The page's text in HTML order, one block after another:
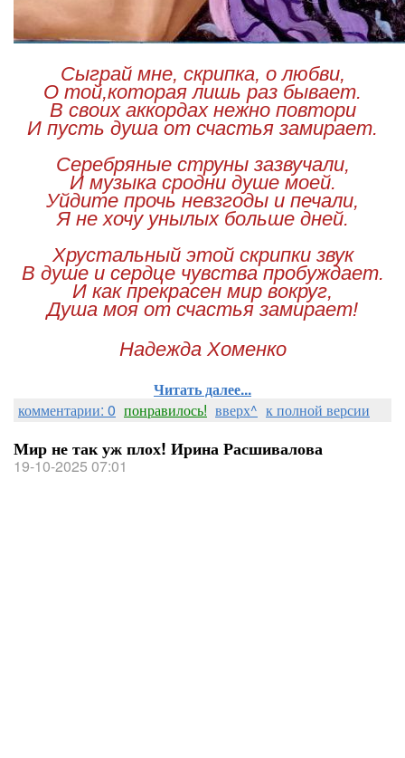
Сыграй мне, скрипка, о любви,
О той,которая лишь раз бывает.
В своих аккордах нежно повтори
И пусть душа от счастья замирает.
Серебряные струны зазвучали,
И музыка сродни душе моей.
Уйдите прочь невзгоды и печали,
Я не хочу унылых больше дней.
Хрустальный этой скрипки звук
В душе и сердце чувства пробуждает.
И как прекрасен мир вокруг,
Душа моя от счастья замирает!
Надежда Хоменко
Читать далее...
комментарии: 0 понравилось! вверх^ к полной версии
Мир не так уж плох! Ирина Расшивалова
19-10-2025 07:01